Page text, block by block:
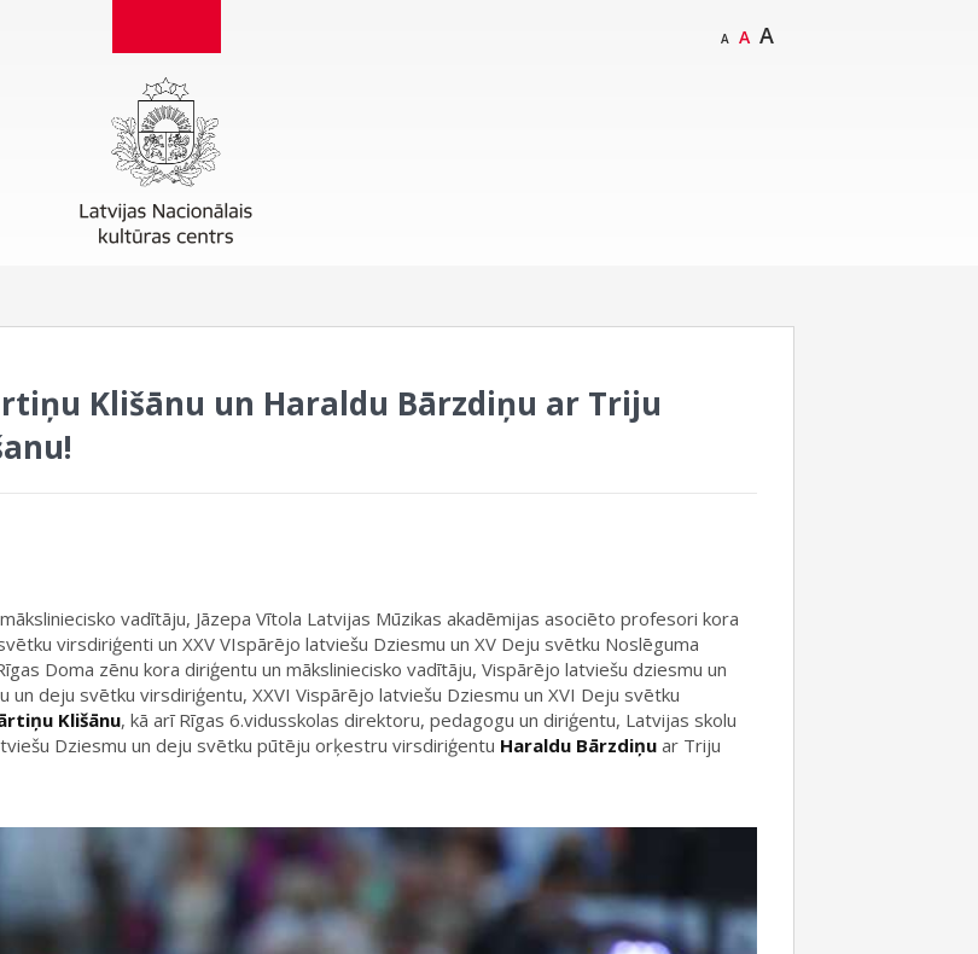
A A A
Klišānu un Haraldu Bārzdiņu ar Triju
vadītāju, Jāzepa Vītola Latvijas Mūzikas akadēmijas asociēto profesori kora
virsdiriģenti un XXV VIspārējo latviešu Dziesmu un XV Deju svētku Noslēguma
Doma zēnu kora diriģentu un māksliniecisko vadītāju, Vispārējo latviešu dziesmu un
deju svētku virsdiriģentu, XXVI Vispārējo latviešu Dziesmu un XVI Deju svētku
Klišānu, kā arī Rīgas 6.vidusskolas direktoru, pedagogu un diriģentu, Latvijas skolu
Dziesmu un deju svētku pūtēju orķestru virsdiriģentu Haraldu Bārzdiņuar Triju